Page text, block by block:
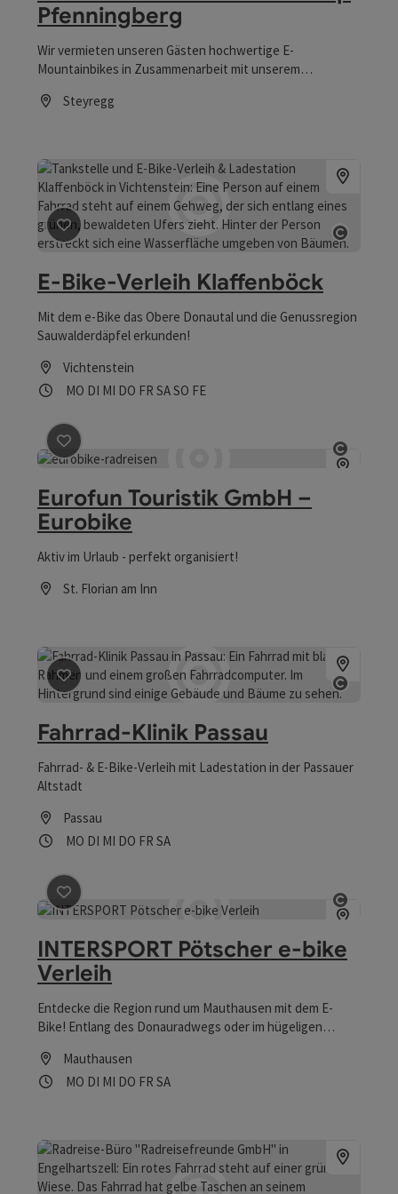
Pfenningberg
Wir vermieten unseren Gästen hochwertige E-
Mountainbikes in Zusammenarbeit mit unserem
der Pfenningberg-Trails und Routen als auch für
gratis an der öffentlichen Ladesäule laden.
Steyregg
Beitrag merken: E-Bike-Verleih Klaffenböck
E-Bike-Verleih Klaffenböck
Mit dem e-Bike das Obere Donautal und die Genussregion
Sauwalderdäpfel erkunden!
Vichtenstein
Öffnungszeiten
MO Montag geöffnet
DI Dienstag geöffnet
MI Mittwoch geöffnet
DO Donnerstag geöffnet
FR Freitag geöffnet
SA Samstag geöffnet
SO Sonntag geöffnet
FEFeiertag geöffnet
Beitrag merken : Eurofun Touristik GmbH – Eurobike
Eurofun Touristik GmbH –
Eurobike
Aktiv im Urlaub - perfekt organisiert!
St. Florian am Inn
Beitrag merken: Fahrrad-Klinik Passau
Fahrrad-Klinik Passau
Fahrrad- & E-Bike-Verleih mit Ladestation in der Passauer
Altstadt
Passau
Öffnungszeiten
MO Montag geöffnet
DI Dienstag geöffnet
MI Mittwoch geöffnet
DO Donnerstag geöffnet
FR Freitag geöffnet
SASamstag geöffnet
Beitrag merken : INTERSPORT Pötscher e-bike
INTERSPORT Pötscher e-bike
Verleih
Entdecke die Region rund um Mauthausen mit dem E-
Bike! Entlang des Donauradwegs oder im hügeligen
Mieten, losfahren, genießen!
Mauthausen
Öffnungszeiten
MO Montag geöffnet
DI Dienstag geöffnet
MI Mittwoch geöffnet
DO Donnerstag geöffnet
FR Freitag geöffnet
SASamstag geöffnet